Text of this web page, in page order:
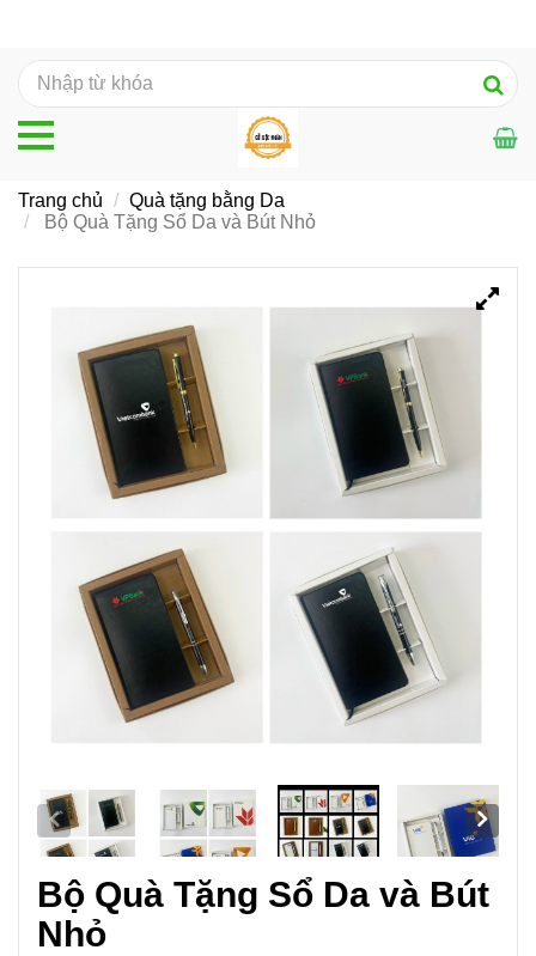
Bộ Quà Tặng Sổ Da và Bút
Nhỏ
Trang chủ
Quà tặng bằng Da
Bộ Quà Tặng Sổ Da và Bút Nhỏ